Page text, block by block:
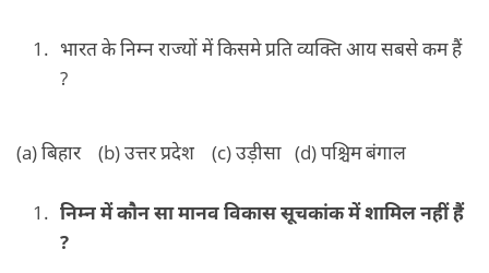
भारत के निम्न राज्यों में किसमे प्रति व्यक्ति आय सबसे कम हैं
?
(a) बिहार (b) उत्तर प्रदेश (c) उड़ीसा (d) पश्चिम बंगाल
निम्न में कौन सा मानव विकास सूचकांक में शामिल नहीं हैं
?